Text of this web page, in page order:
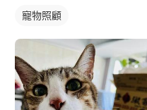
寵物照顧